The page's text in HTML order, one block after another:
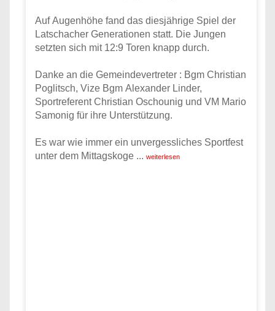
Auf Augenhöhe fand das diesjährige Spiel der
Latschacher Generationen statt. Die Jungen
setzten sich mit 12:9 Toren knapp durch.
Danke an die Gemeindevertreter : Bgm Christian
Poglitsch, Vize Bgm Alexander Linder,
Sportreferent Christian Oschounig und VM Mario
Samonig für ihre Unterstützung.
Es war wie immer ein unvergessliches Sportfest
unter dem Mittagskoge ... weiterlesen